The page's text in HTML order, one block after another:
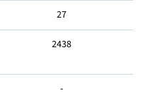
27
2438
-